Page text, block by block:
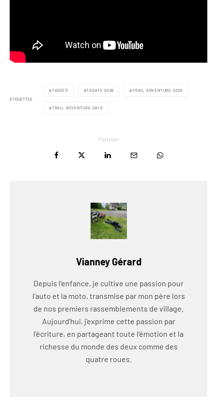
ÉTIQUETTES
TADAYS TADAYS 2026 TRAIL ADVENTURE 2026
TRAIL ADVENTURE DAYS
Partager
Vianney Gérard
Depuis l’enfance, je cultive une passion pour
l’auto et la moto, transmise par mon père lors
de nos premiers rassemblements de village.
Aujourd’hui, j’exprime cette passion par
l’écriture, en partageant toute l’émotion et la
richesse du monde des deux comme des
quatre roues.